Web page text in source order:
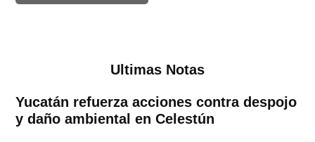
Ultimas Notas
Yucatán refuerza acciones contra despojo
y daño ambiental en Celestún